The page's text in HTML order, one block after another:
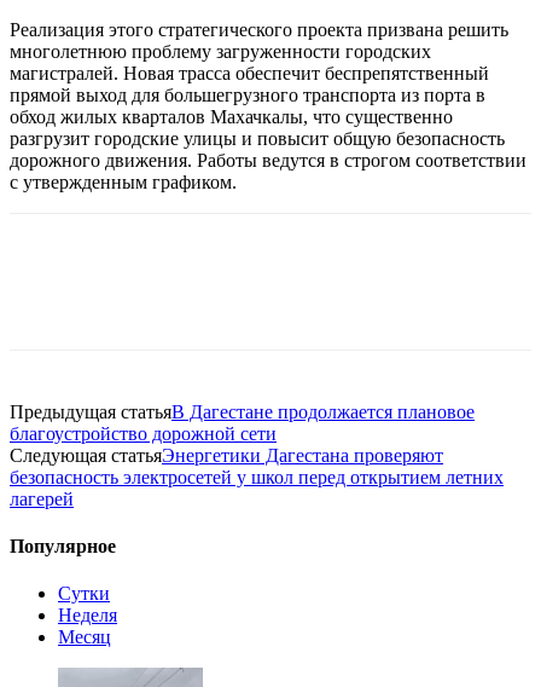
Реализация этого стратегического проекта призвана решить
многолетнюю проблему загруженности городских
магистралей. Новая трасса обеспечит беспрепятственный
прямой выход для большегрузного транспорта из порта в
обход жилых кварталов Махачкалы, что существенно
разгрузит городские улицы и повысит общую безопасность
дорожного движения. Работы ведутся в строгом соответствии
с утвержденным графиком.
Предыдущая статьяВ Дагестане продолжается плановое
благоустройство дорожной сети
Следующая статьяЭнергетики Дагестана проверяют
безопасность электросетей у школ перед открытием летних
лагерей
Популярное
Сутки
Неделя
Месяц